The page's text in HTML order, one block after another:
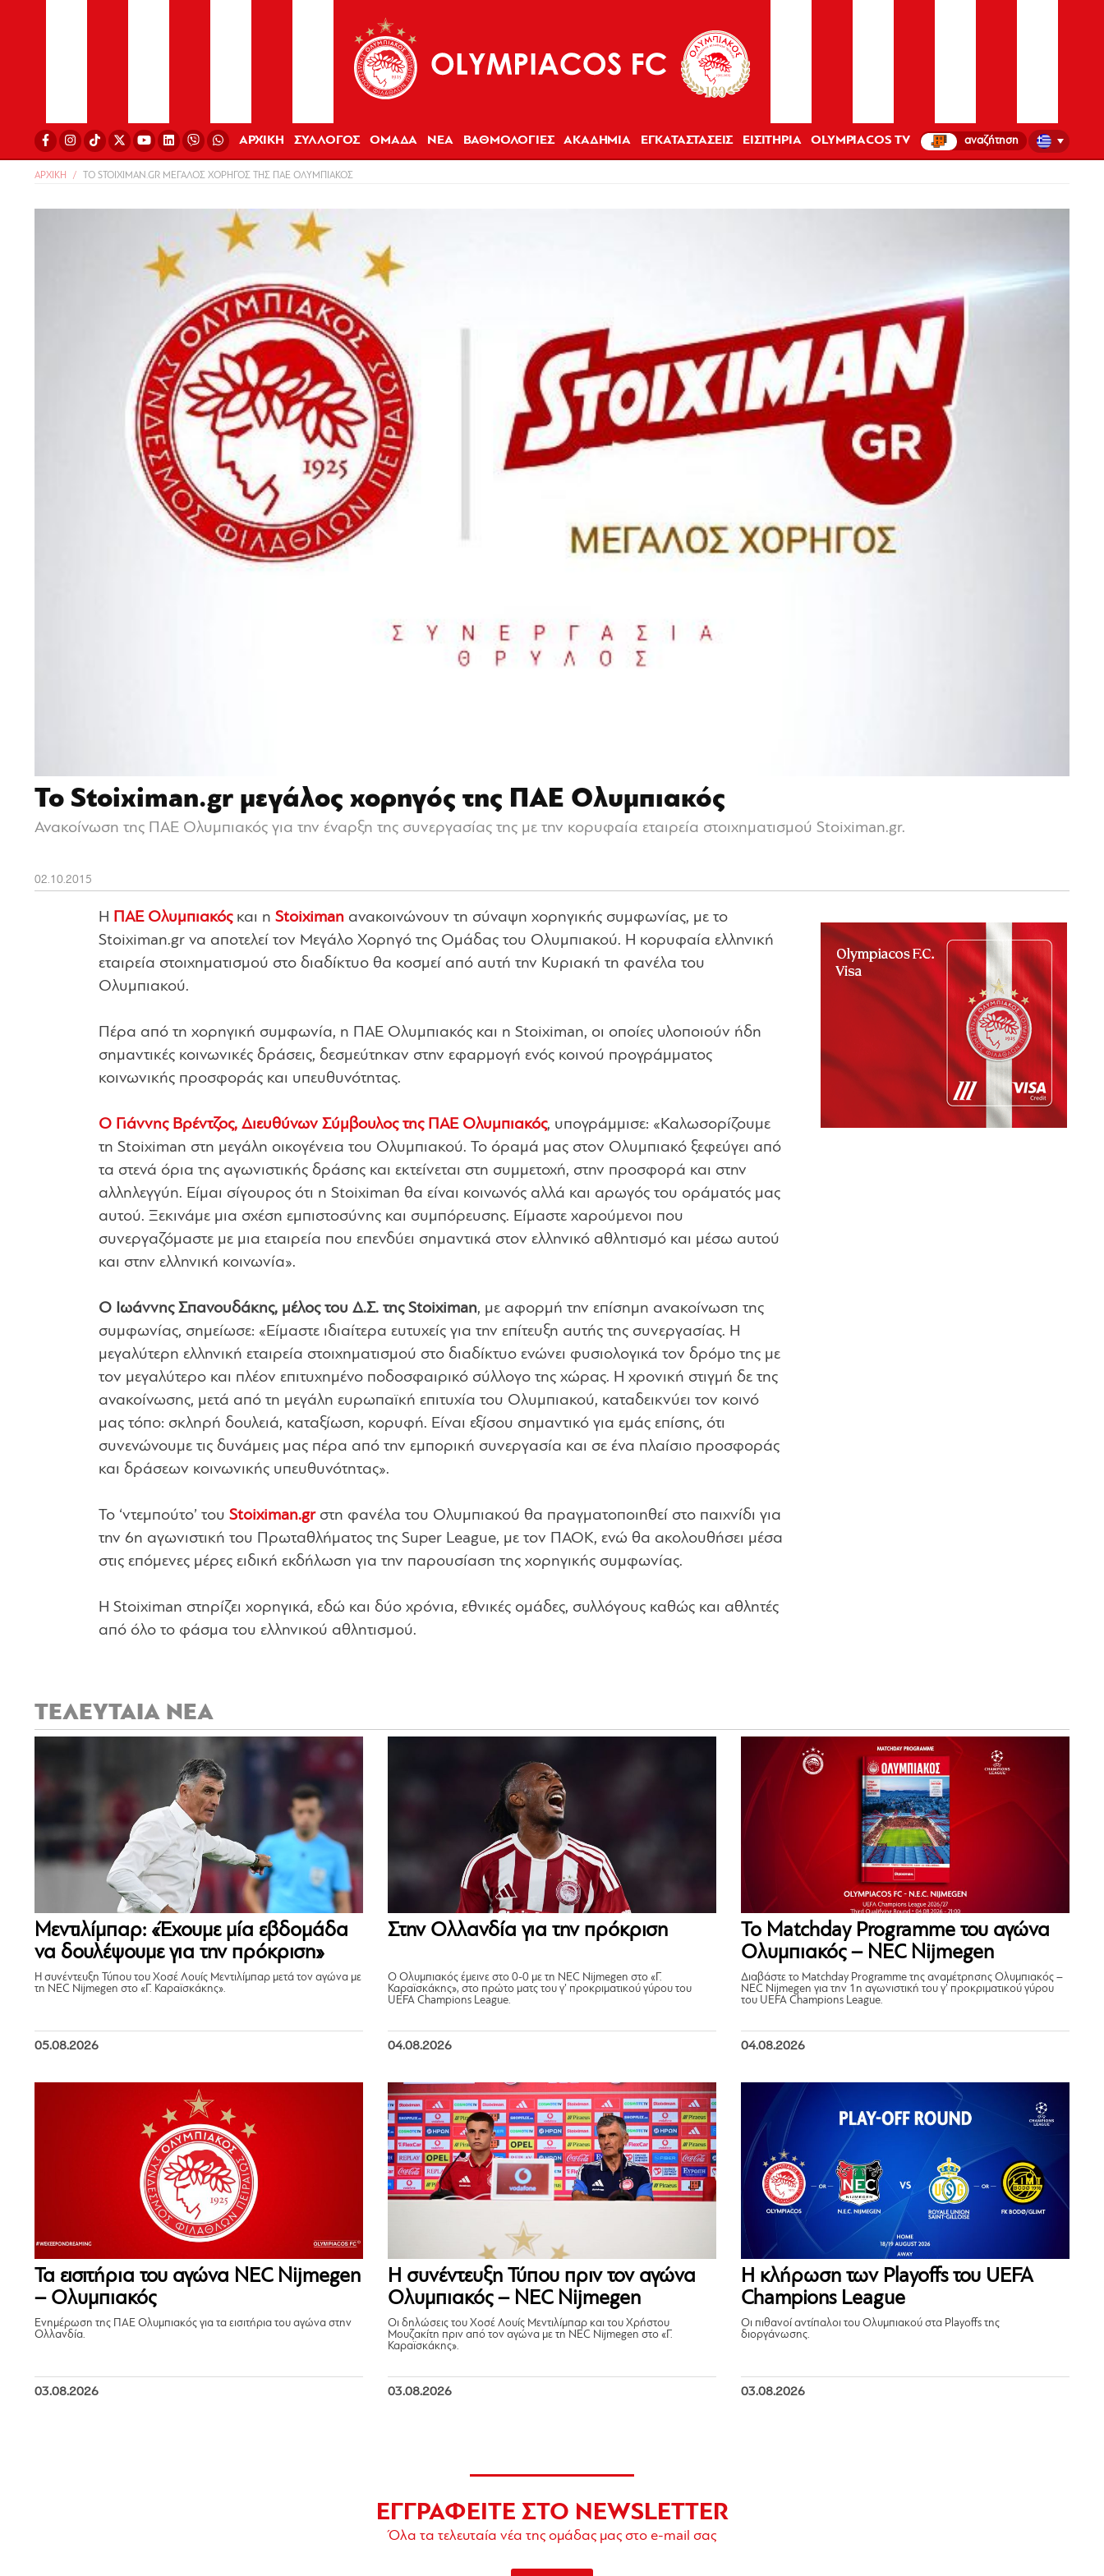
ΑΡΧΙΚΗ ΣΥΛΛΟΓΟΣ ΟΜΑΔΑ ΝΕΑ ΒΑΘΜΟΛΟΓΙΕΣ ΑΚΑΔΗΜΙΑ ΕΓΚΑΤΑΣΤΑΣΕΙΣ ΕΙΣΙΤΗΡΙΑ OLYMPIACOS TV
ΑΡΧΙΚΗ ΤΟ STOIXIMAN.GR ΜΕΓΑΛΟΣ ΧΟΡΗΓΟΣ ΤΗΣ ΠΑΕ ΟΛΥΜΠΙΑΚΟΣ
Το Stoiximan.gr μεγάλος χορηγός της ΠΑΕ Ολυμπιακός
Ανακοίνωση της ΠΑΕ Ολυμπιακός για την έναρξη της συνεργασίας της με την κορυφαία εταιρεία στοιχηματισμού Stoiximan.gr.
02.10.2015
Η ΠΑΕ Ολυμπιακόςκαι η Stoiximan ανακοινώνουν τη σύναψη χορηγικής συμφωνίας, με το
Stoiximan.gr να αποτελεί τον Mεγάλο Xορηγό της Oμάδας του Ολυμπιακού. Η κορυφαία ελληνική
εταιρεία στοιχηματισμού στο διαδίκτυο θα κοσμεί από αυτή την Κυριακή τη φανέλα του
Ολυμπιακού.
Πέρα από τη χορηγική συμφωνία, η ΠΑΕ Ολυμπιακός και η Stoiximan, οι οποίες υλοποιούν ήδη
σημαντικές κοινωνικές δράσεις, δεσμεύτηκαν στην εφαρμογή ενός κοινού προγράμματος
κοινωνικής προσφοράς και υπευθυνότητας.
Ο Γιάννης Βρέντζος, Διευθύνων Σύμβουλος της ΠΑΕ Ολυμπιακός, υπογράμμισε: «Καλωσορίζουμε
τη Stoiximan στη μεγάλη οικογένεια του Ολυμπιακού. Το όραμά μας στον Ολυμπιακό ξεφεύγει από
τα στενά όρια της αγωνιστικής δράσης και εκτείνεται στη συμμετοχή, στην προσφορά και στην
αλληλεγγύη. Είμαι σίγουρος ότι η Stoiximan θα είναι κοινωνός αλλά και αρωγός του οράματός μας
αυτού. Ξεκινάμε μια σχέση εμπιστοσύνης και συμπόρευσης. Είμαστε χαρούμενοι που
συνεργαζόμαστε με μια εταιρεία που επενδύει σημαντικά στον ελληνικό αθλητισμό και μέσω αυτού
και στην ελληνική κοινωνία».
Ο Ιωάννης Σπανουδάκης, μέλος του Δ.Σ. της Stoiximan, με αφορμή την επίσημη ανακοίνωση της
συμφωνίας, σημείωσε: «Είμαστε ιδιαίτερα ευτυχείς για την επίτευξη αυτής της συνεργασίας. Η
μεγαλύτερη ελληνική εταιρεία στοιχηματισμού στο διαδίκτυο ενώνει φυσιολογικά τον δρόμο της με
τον μεγαλύτερο και πλέον επιτυχημένο ποδοσφαιρικό σύλλογο της χώρας. Η χρονική στιγμή δε της
ανακοίνωσης, μετά από τη μεγάλη ευρωπαϊκή επιτυχία του Ολυμπιακού, καταδεικνύει τον κοινό
μας τόπο: σκληρή δουλειά, καταξίωση, κορυφή. Είναι εξίσου σημαντικό για εμάς επίσης, ότι
συνενώνουμε τις δυνάμεις μας πέρα από την εμπορική συνεργασία και σε ένα πλαίσιο προσφοράς
και δράσεων κοινωνικής υπευθυνότητας».
Το ‘ντεμπούτο’ του Stoiximan.grστη φανέλα του Ολυμπιακού θα πραγματοποιηθεί στο παιχνίδι για
την 6η αγωνιστική του Πρωταθλήματος της Super League, με τον ΠΑΟΚ, ενώ θα ακολουθήσει μέσα
στις επόμενες μέρες ειδική εκδήλωση για την παρουσίαση της χορηγικής συμφωνίας.
Η Stoiximan στηρίζει χορηγικά, εδώ και δύο χρόνια, εθνικές ομάδες, συλλόγους καθώς και αθλητές
από όλο το φάσμα του ελληνικού αθλητισμού.
ΤΕΛΕΥΤΑΙΑ ΝΕΑ
Μεντιλίμπαρ: «Έχουμε μία εβδομάδα
να δουλέψουμε για την πρόκριση»
Η συνέντευξη Τύπου του Χοσέ Λουίς Μεντιλίμπαρ μετά τον αγώνα με
τη NEC Nijmegen στο «Γ. Καραϊσκάκης».
05.08.2026
Στην Ολλανδία για την πρόκριση
Ο Ολυμπιακός έμεινε στο 0-0 με τη NEC Nijmegen στο «Γ.
Καραϊσκάκης», στο πρώτο ματς του γ’ προκριματικού γύρου του
UEFA Champions League.
04.08.2026
Το Matchday Programme του αγώνα
Ολυμπιακός – NEC Nijmegen
Διαβάστε το Matchday Programme της αναμέτρησης Ολυμπιακός –
NEC Nijmegen για την 1η αγωνιστική του γ’ προκριματικού γύρου
του UEFA Champions League.
04.08.2026
Τα εισιτήρια του αγώνα NEC Nijmegen
– Ολυμπιακός
Ενημέρωση της ΠΑΕ Ολυμπιακός για τα εισιτήρια του αγώνα στην
Ολλανδία.
03.08.2026
Η συνέντευξη Τύπου πριν τον αγώνα
Ολυμπιακός – NEC Nijmegen
Οι δηλώσεις του Χοσέ Λουίς Μεντιλίμπαρ και του Χρήστου
Μουζακίτη πριν από τον αγώνα με τη NEC Nijmegen στο «Γ.
Καραϊσκάκης».
03.08.2026
Η κλήρωση των Playoffs του UEFA
Champions League
Οι πιθανοί αντίπαλοι του Ολυμπιακού στα Playoffs της
διοργάνωσης.
03.08.2026
ΕΓΓΡΑΦΕΙΤΕ ΣΤΟ NEWSLETTER
Όλα τα τελευταία νέα της ομάδας μας στο e-mail σας